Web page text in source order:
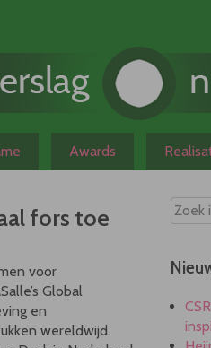
Awards
fors toe
voor
Global
en
wereldwijd.